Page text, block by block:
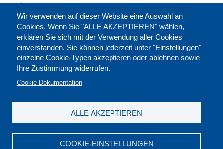
Wir verwenden auf dieser Website eine Auswahl an
Cookies. Wenn Sie "ALLE AKZEPTIEREN" wählen,
erklären Sie sich mit der Verwendung aller Cookies
einverstanden. Sie können jederzeit unter "Einstellungen"
einzelne Cookie-Typen akzeptieren oder ablehnen sowie
Ihre Zustimmung widerrufen.
Cookie-Dokumentation
COOKIE-EINSTELLUNGEN
ALLE AKZEPTIEREN
merken: